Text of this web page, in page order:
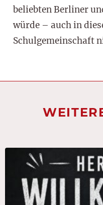
beliebten Berliner
würde – auch in
Schulgemeinschaft